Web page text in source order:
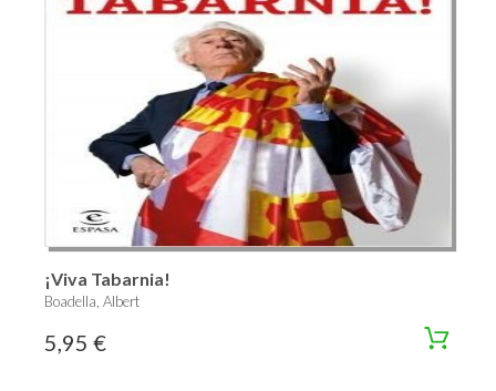
¡Viva Tabarnia!
Boadella, Albert
5,95 €